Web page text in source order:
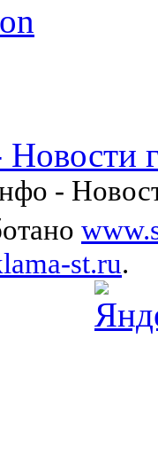
-
st.ru.